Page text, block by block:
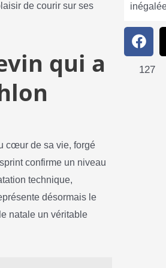
de courir sur ses
qui a
cœur de sa vie, forgé
confirme un niveau
technique,
désormais le
natale un véritable
127